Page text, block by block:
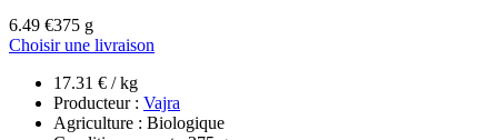
6.49 €375 g
Choisir une livraison
17.31 € / kg
Producteur : Vajra
Agriculture : Biologique